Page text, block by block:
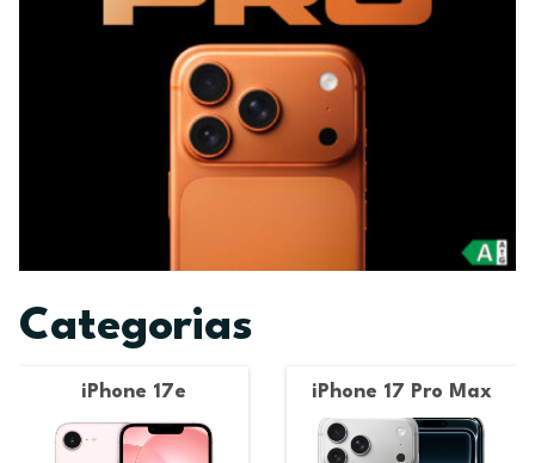
Categorias
iPhone 17e iPhone 17 Pro Max